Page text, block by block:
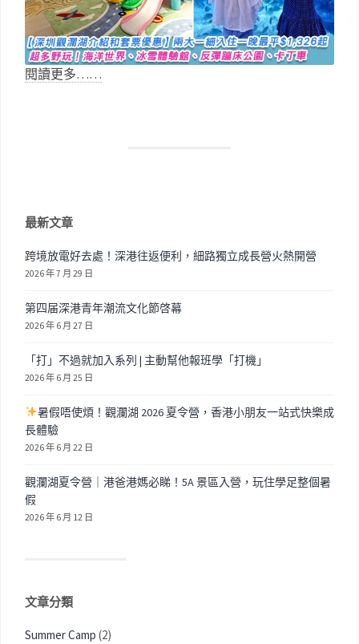
閱讀更多……
最新文章
跨境放電好去處！深港往返便利，細路獨立成長營火熱開營
2026 年 7 月 29 日
第四届深港青年潮流文化節啓幕
2026 年 6 月 27 日
「打」不過就加入系列 | 主動幫他報班學「打機」
2026 年 6 月 25 日
暑假唔使煩！觀瀾湖 2026 夏令營，香港小朋友一站式快樂成
長體驗
2026 年 6 月 22 日
觀瀾湖夏令營｜港爸港媽必睇！5A 景區入營，玩住學足整個暑
假
2026 年 6 月 12 日
文章分類
Summer Camp (2)